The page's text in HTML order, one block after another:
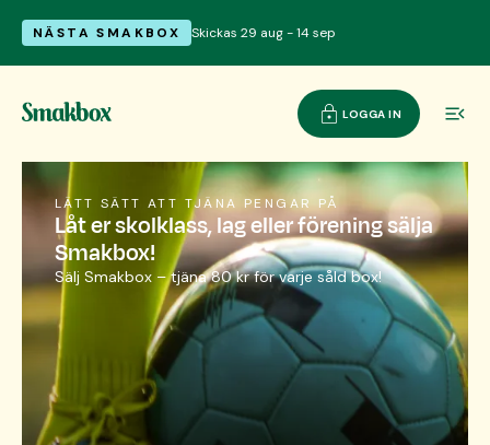
NÄSTA SMAKBOX Skickas 29 aug - 14 sep
LOGGA IN
LÄTT SÄTT ATT TJÄNA PENGAR PÅ
Låt er skolklass, lag eller förening sälja
Smakbox!
Sälj Smakbox – tjäna 80 kr för varje såld box!